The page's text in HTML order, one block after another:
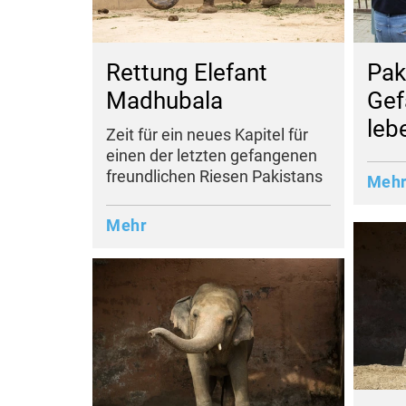
Rettung Elefant
Madhubala
Zeit für ein neues Kapitel für
einen der letzten gefangenen
freundlichen Riesen Pakistans
Mehr